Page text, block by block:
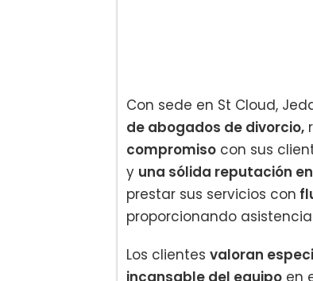
Con sede en St Cloud,
de abogados de divorcio,
compromiso con sus
y una sólida reputación
prestar sus servicios con
proporcionando
Los clientes valoran
incansable del equipo en